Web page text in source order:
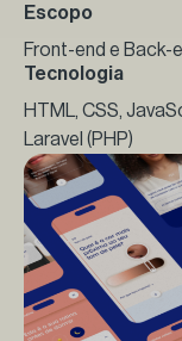
Escopo
Front-end e Back-
Tecnologia
HTML, CSS,
Laravel (PHP)